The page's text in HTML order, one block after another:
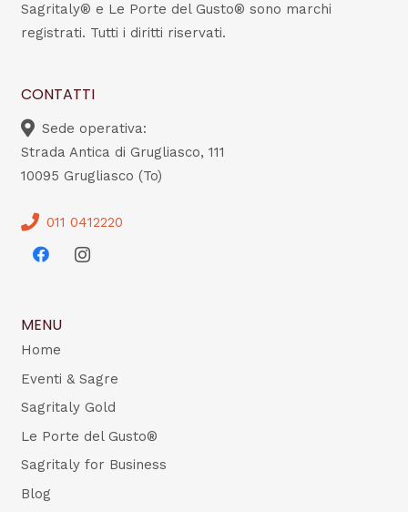
Sagritaly® e Le Porte del Gusto® sono marchi
registrati. Tutti i diritti riservati.
CONTATTI
Sede operativa:
Strada Antica di Grugliasco, 111
10095 Grugliasco (To)
011 0412220
MENU
Home
Eventi & Sagre
Sagritaly Gold
Le Porte del Gusto®
Sagritaly for Business
Blog